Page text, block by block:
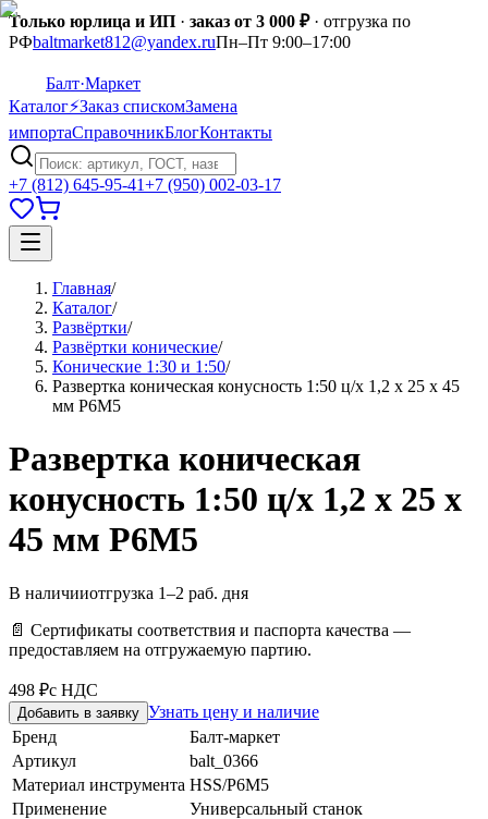
Только юрлица и ИП · заказ от 3 000 ₽· отгрузка по
РФbaltmarket812@yandex.ruПн–Пт 9:00–17:00
Балт·Маркет
Каталог⚡Заказ спискомЗамена
импортаСправочникБлогКонтакты
+7 (812) 645-95-41+7 (950) 002-03-17
Главная/
Каталог/
Развёртки/
Развёртки конические/
Конические 1:30 и 1:50/
Развертка коническая конусность 1:50 ц/х 1,2 х 25 х 45
мм Р6М5
Развертка коническая
конусность 1:50 ц/х 1,2 х 25 х
45 мм Р6М5
В наличииотгрузка 1–2 раб. дня
📄 Сертификаты соответствия и паспорта качества —
предоставляем на отгружаемую партию.
498 ₽с НДС
Добавить в заявку Узнать цену и наличие
Бренд
Балт-маркет
Артикул
balt_0366
Материал инструмента HSS/Р6М5
Применение
Универсальный станок